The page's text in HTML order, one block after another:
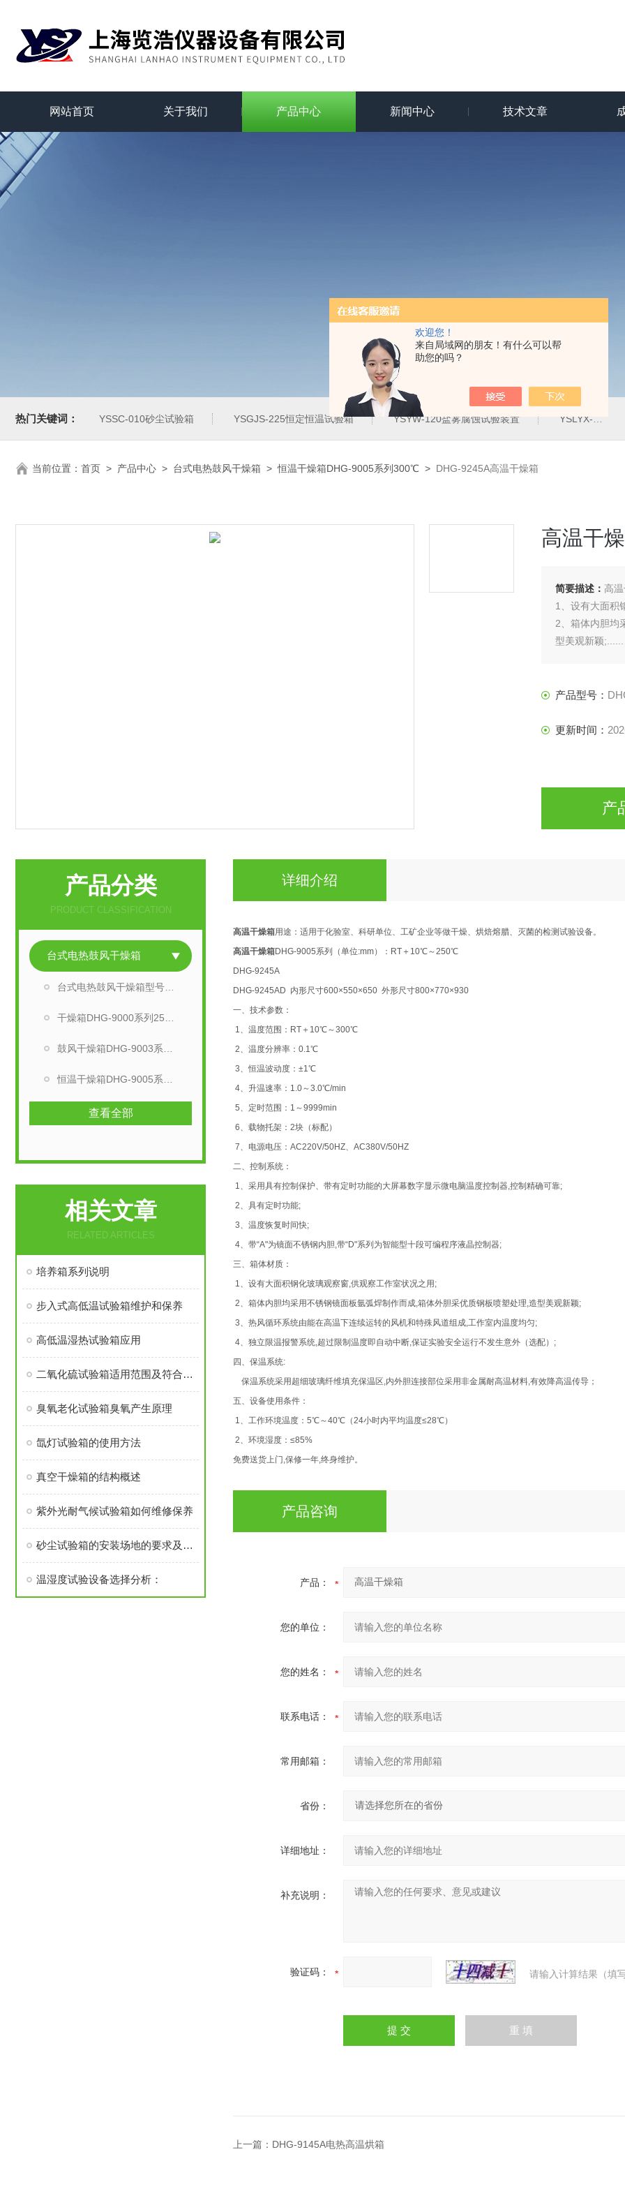
欢迎您！
来自局域网的朋友！有什么可以帮
助您的吗？
网站首页 关于我们 产品中心 新闻中心 技术文章
热门关键词： YSSC-010砂尘试验箱 YSGJS-225恒定恒温试验箱 YSYW-120盐雾腐蚀试验装置 YSLYX-010防水试验设备
当前位置： 首页 > 产品中心 > 台式电热鼓风干燥箱 >恒温干燥箱DHG-9005系列300℃ > DHG-9245A高温干燥箱
高温干
简要描述： 高
1、设有大面积
2、箱体内胆均
型美观新颖;......
产品型号：
更新时间：
产
产品分类
PRODUCT CLASSIFICATION
台式电热鼓风干燥箱
查看全部
相关文章
RELATED ARTICLES
培养箱系列说明
步入式高低温试验箱维护和保养
高低温湿热试验箱应用
二氧化硫试验箱适用范围及符合标准
臭氧老化试验箱臭氧产生原理
氙灯试验箱的使用方法
真空干燥箱的结构概述
紫外光耐气候试验箱如何维修保养
砂尘试验箱的安装场地的要求及维护故障处理
温湿度试验设备选择分析：
详细介绍
高温干燥箱用途：适用于化验室、科研单位、工矿企业等做干燥、烘焙熔腊、灭菌的检测试验设备。
高温干燥箱DHG-9005系列（单位:mm）：RT＋10℃～250℃
DHG-9245A
DHG-9245AD 内形尺寸600×550×650 外形尺寸800×770×930
一、技术参数：
1、温度范围：RT＋10℃～300℃
2、温度分辨率：0.1℃
3、恒温波动度：±1℃
4、升温速率：1.0～3.0℃/min
5、定时范围：1～9999min
6、载物托架：2块（标配）
7、电源电压：AC220V/50HZ、AC380V/50HZ
二、控制系统：
1、采用具有控制保护、带有定时功能的大屏幕数字显示微电脑温度控制器,控制精确可靠;
2、具有定时功能;
3、温度恢复时间快;
4、带“A"为镜面不锈钢内胆,带“D"系列为智能型十段可编程序液晶控制器;
三、箱体材质：
1、设有大面积钢化玻璃观察窗,供观察工作室状况之用;
2、箱体内胆均采用不锈钢镜面板氩弧焊制作而成,箱体外胆采优质钢板喷塑处理,造型美观新颖;
3、热风循环系统由能在高温下连续运转的风机和特殊风道组成,工作室内温度均匀;
4、独立限温报警系统,超过限制温度即自动中断,保证实验安全运行不发生意外（选配）;
四、保温系统:
保温系统采用超细玻璃纤维填充保温区,内外胆连接部位采用非金属耐高温材料,有效降高温传导；
五、 设备使用条件：
1、工作环境温度：5℃～40℃（24小时内平均温度≤28℃）
2、环境湿度：≤85%
免费送货上门,保修一年,终身维护。
产品咨询
产品：
您的单位：
您的姓名：
联系电话：
常用邮箱：
省份：
详细地址：
补充说明：
验证码： 请输入计算结果（填
上一篇： DHG-9145A电热高温烘箱